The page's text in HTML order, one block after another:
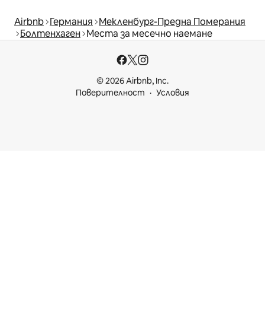
Airbnb Германия Мекленбург-Предна Померания
Болтенхаген Места за месечно наемане
© 2026 Airbnb, Inc.
Поверителност
Условия